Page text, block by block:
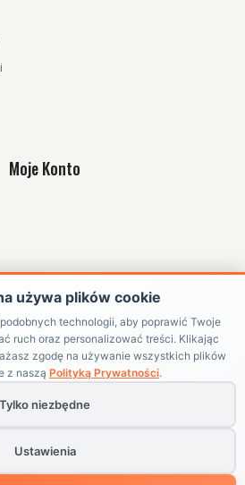
Moje Konto
/ ODSTĄP OD UMOWY
z akcesoriami dla konia
Powered byBlackPAGE
używa plików cookie
technologii, aby poprawić Twoje
ruch oraz personalizować treści. Klikając
zgodę na używanie wszystkich plików
z naszą Polityką Prywatności.
Tylko niezbędne
Ustawienia